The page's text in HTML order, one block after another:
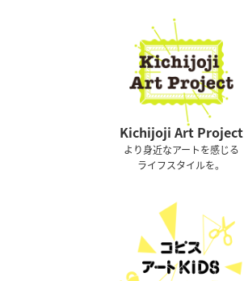
Kichijoji Art Project
より身近なアートを感じる
ライフスタイルを。